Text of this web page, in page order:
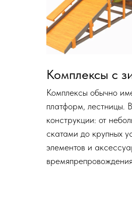
Комплексы с
Комплексы обычно
платформ, лестницы.
конструкции: от
скатами до крупных
элементов и
времяпрепровождения.